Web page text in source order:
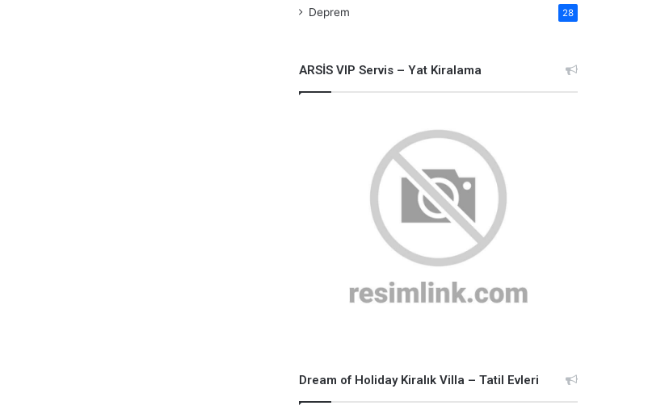
Deprem 28
ARSİS VIP Servis – Yat Kiralama
Dream of Holiday Kiralık Villa – Tatil Evleri